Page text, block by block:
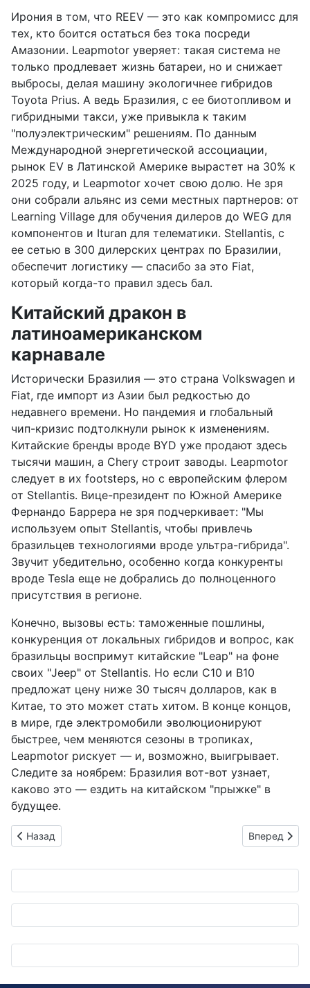
Ирония в том, что REEV — это как компромисс для
тех, кто боится остаться без тока посреди
Амазонии. Leapmotor уверяет: такая система не
только продлевает жизнь батареи, но и снижает
выбросы, делая машину экологичнее гибридов
Toyota Prius. А ведь Бразилия, с ее биотопливом и
гибридными такси, уже привыкла к таким
"полуэлектрическим" решениям. По данным
Международной энергетической ассоциации,
рынок EV в Латинской Америке вырастет на 30% к
2025 году, и Leapmotor хочет свою долю. Не зря
они собрали альянс из семи местных партнеров: от
Learning Village для обучения дилеров до WEG для
компонентов и Ituran для телематики. Stellantis, с
ее сетью в 300 дилерских центрах по Бразилии,
обеспечит логистику — спасибо за это Fiat,
который когда-то правил здесь бал.
Китайский дракон в
латиноамериканском
карнавале
Исторически Бразилия — это страна Volkswagen и
Fiat, где импорт из Азии был редкостью до
недавнего времени. Но пандемия и глобальный
чип-кризис подтолкнули рынок к изменениям.
Китайские бренды вроде BYD уже продают здесь
тысячи машин, а Chery строит заводы. Leapmotor
следует в их footsteps, но с европейским флером
от Stellantis. Вице-президент по Южной Америке
Фернандо Баррера не зря подчеркивает: "Мы
используем опыт Stellantis, чтобы привлечь
бразильцев технологиями вроде ультра-гибрида".
Звучит убедительно, особенно когда конкуренты
вроде Tesla еще не добрались до полноценного
присутствия в регионе.
Конечно, вызовы есть: таможенные пошлины,
конкуренция от локальных гибридов и вопрос, как
бразильцы воспримут китайские "Leap" на фоне
своих "Jeep" от Stellantis. Но если C10 и B10
предложат цену ниже 30 тысяч долларов, как в
Китае, то это может стать хитом. В конце концов,
в мире, где электромобили эволюционируют
быстрее, чем меняются сезоны в тропиках,
Leapmotor рискует — и, возможно, выигрывает.
Следите за ноябрем: Бразилия вот-вот узнает,
каково это — ездить на китайском "прыжке" в
будущее.
Предыдущий: Mercedes-Benz прокладывает путь к
Назад Следующий:
Вперед